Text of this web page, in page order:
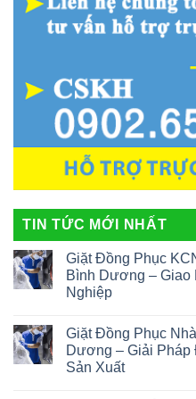
TIN TỨC MỚI NHẤT
Giặt Đồng Phục
Bình Dương – Giao
Nghiệp
Giặt Đồng Phục
Dương – Giải Pháp
Sản Xuất